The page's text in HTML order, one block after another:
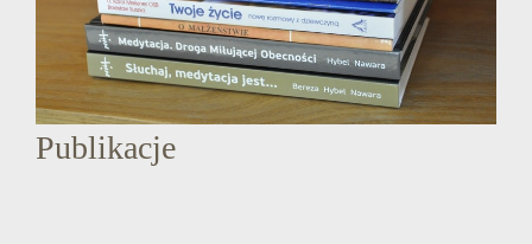
Publikacje